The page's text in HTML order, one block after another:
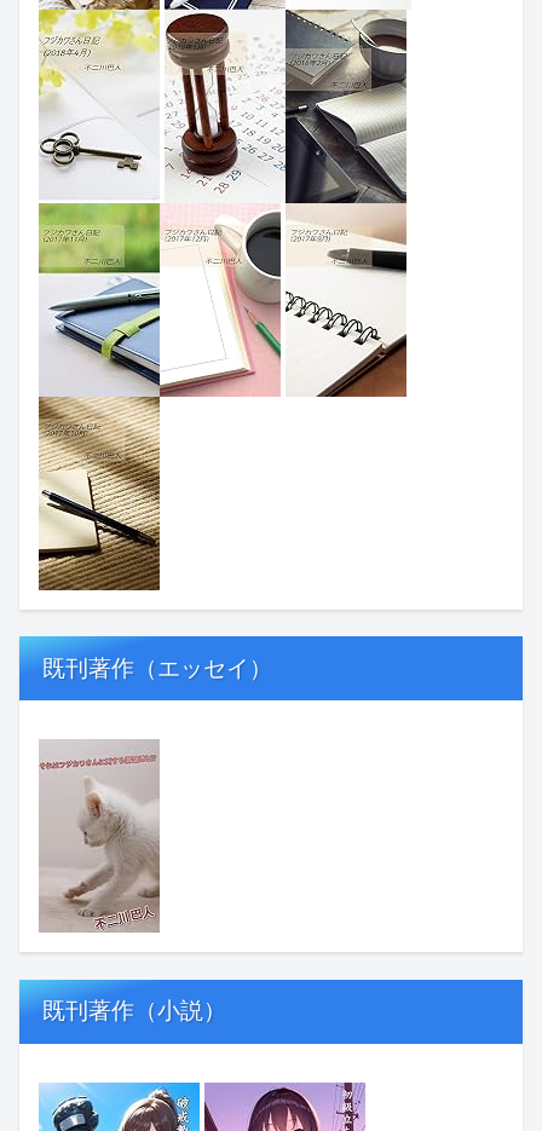
既刊著作（エッセイ）
既刊著作（小説）